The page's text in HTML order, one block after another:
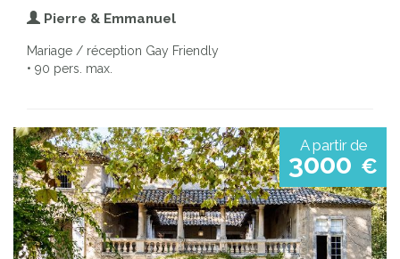
Pierre & Emmanuel
Mariage / réception Gay Friendly
• 90 pers. max.
A partir de
3000 €